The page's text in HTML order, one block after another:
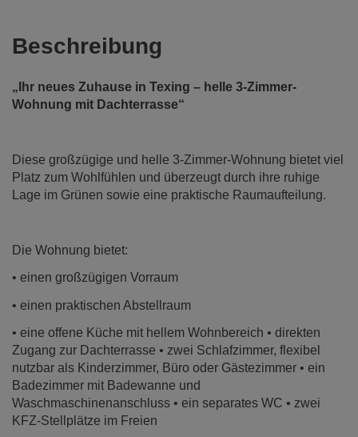
Beschreibung
„Ihr neues Zuhause in Texing – helle 3-Zimmer-
Wohnung mit Dachterrasse“
Diese großzügige und helle 3-Zimmer-Wohnung bietet viel
Platz zum Wohlfühlen und überzeugt durch ihre ruhige
Lage im Grünen sowie eine praktische Raumaufteilung.
Die Wohnung bietet:
• einen großzügigen Vorraum
• einen praktischen Abstellraum
• eine offene Küche mit hellem Wohnbereich • direkten
Zugang zur Dachterrasse • zwei Schlafzimmer, flexibel
nutzbar als Kinderzimmer, Büro oder Gästezimmer • ein
Badezimmer mit Badewanne und
Waschmaschinenanschluss • ein separates WC • zwei
KFZ-Stellplätze im Freien